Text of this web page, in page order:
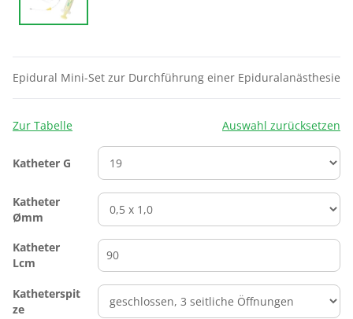
Epidural Mini-Set zur Durchführung einer Epiduralanästhesie
Zur Tabelle Auswahl zurücksetzen
Katheter G
Katheter
Ømm
Katheter
Lcm
Katheterspit
ze